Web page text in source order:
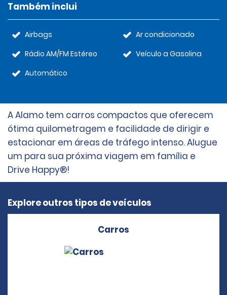
Também inclui
Airbags
Rádio AM/FM Estéreo
Automático
Ar condicionado
Veículo a Gasolina
A Alamo tem carros compactos que oferecem
ótima quilometragem e facilidade de dirigir e
estacionar em áreas de tráfego intenso. Alugue
um para sua próxima viagem em família e
Drive Happy®!
Explore outros tipos de veículos
Carros